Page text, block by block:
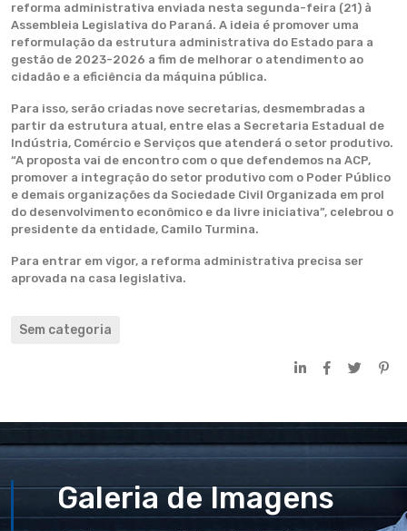
reforma administrativa enviada nesta segunda-feira (21) à
Assembleia Legislativa do Paraná. A ideia é promover uma
reformulação da estrutura administrativa do Estado para a
gestão de 2023-2026 a fim de melhorar o atendimento ao
cidadão e a eficiência da máquina pública.
Para isso, serão criadas nove secretarias, desmembradas a
partir da estrutura atual, entre elas a Secretaria Estadual de
Indústria, Comércio e Serviços que atenderá o setor produtivo.
“A proposta vai de encontro com o que defendemos na ACP,
promover a integração do setor produtivo com o Poder Público
e demais organizações da Sociedade Civil Organizada em prol
do desenvolvimento econômico e da livre iniciativa”, celebrou o
presidente da entidade, Camilo Turmina.
Para entrar em vigor, a reforma administrativa precisa ser
aprovada na casa legislativa.
Sem categoria
Galeria de Imagens